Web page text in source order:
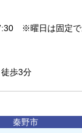
※曜日は固定で
歩3分
秦野市